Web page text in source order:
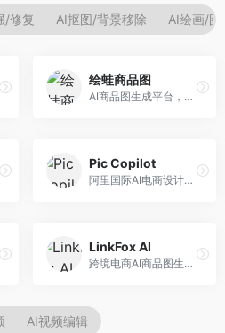
/修复 AI抠图/背景移除 AI绘画/图
绘蛙商品图
AI商品图生成平台，支持模特换装和场景生成。面向电商卖家，提供商品上身效果展示、场景化商品图生成等服务，电商营销效果显著。
Pic Copilot
阿里国际AI电商设计工具，专注于跨境电商。面向跨境电商卖家，提供商品图优化、营销海报生成、多语言适配等服务，海外市场适配性强。
LinkFox AI
跨境电商AI商品图生成工具。面向跨境电商卖家，支持多语言商品图生成、模特替换、场景优化等服务，适配海外电商平台需求。
AI视频编辑